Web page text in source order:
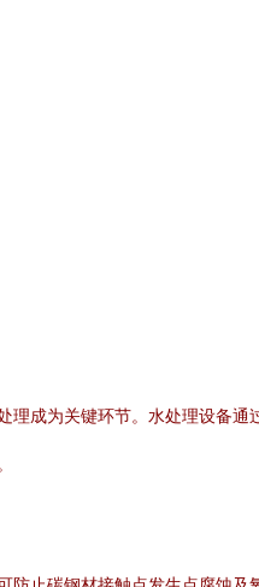
成为关键环节。水处理设备